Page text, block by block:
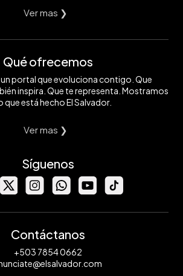
Ver mas ❯
Qué ofrecemos
portal que evoluciona contigo. Que
inspira. Que te representa. Mostramos
que está hecho El Salvador.
Ver mas ❯
Síguenos
Contáctanos
+503 7854 0662